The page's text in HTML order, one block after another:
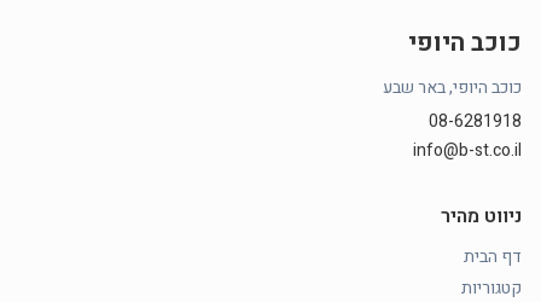
כוכב היופי
כוכב היופי, באר שבע
08-6281918
info@b-st.co.il
ניווט מהיר
דף הבית
קטגוריות